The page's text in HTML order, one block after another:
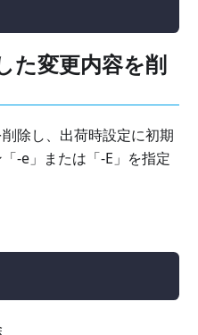
た変更内容を削
除し、出荷時設定に初期
-e」または「-E」を指定